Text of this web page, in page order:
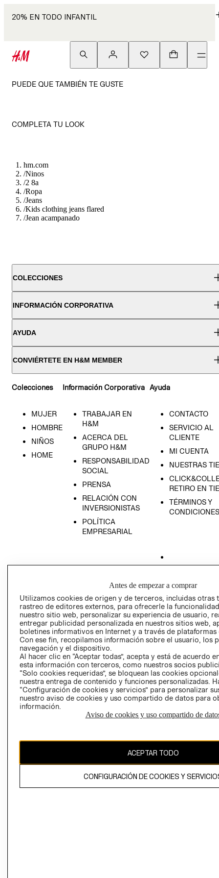
20% EN TODO INFANTIL
PUEDE QUE TAMBIÉN TE GUSTE
COMPLETA TU LOOK
hm.com
/Ninos
/2 8a
/Ropa
/Jeans
/Kids clothing jeans flared
/Jean acampanado
COLECCIONES
INFORMACIÓN CORPORATIVA
AYUDA
CONVIÉRTETE EN H&M MEMBER
Colecciones
MUJER
HOMBRE
NIÑOS
HOME
Información Corporativa
TRABAJAR EN
H&M
ACERCA DEL
GRUPO H&M
RESPONSABILIDAD
SOCIAL
PRENSA
RELACIÓN CON
INVERSIONISTAS
POLÍTICA
EMPRESARIAL
Ayuda
CONTACTO
SERVICIO AL
CLIENTE
MI CUENTA
NUESTRAS
RETIRO EN
TÉRMINOS Y
CONDICIONES
PRIVACIDAD
GIFT CARD
AVISO DE
Perú (S/)
CAMBIAR REGIÓN
Antes de empezar a comprar
Utilizamos cookies de origen y de terceros, incluidas otras
rastreo de editores externos, para ofrecerle la
nuestro sitio web, personalizar su experiencia de usuario,
entregar publicidad personalizada en nuestros sitios web,
boletines informativos en Internet y a través de plataformas
Con ese fin, recopilamos información sobre el usuario, los
navegación y el dispositivo.
Al hacer clic en “Aceptar todas”, acepta y está de acuerdo
esta información con terceros, como nuestros socios
“Solo cookies requeridas”, se bloquean las cookies
nuestra entrega de contenido y funciones personalizadas.
“Configuración de cookies y servicios” para personalizar
nuestro aviso de cookies y uso compartido de datos para
información.
Aviso de cookies y uso compartido de
ACEPTAR TODO
CONFIGURACIÓN DE COOKIES Y